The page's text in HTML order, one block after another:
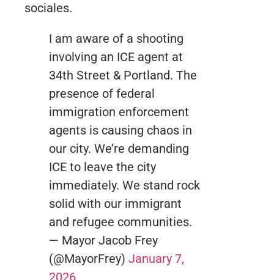
sociales.
I am aware of a shooting
involving an ICE agent at
34th Street & Portland. The
presence of federal
immigration enforcement
agents is causing chaos in
our city. We’re demanding
ICE to leave the city
immediately. We stand rock
solid with our immigrant
and refugee communities.
— Mayor Jacob Frey
(@MayorFrey) January 7,